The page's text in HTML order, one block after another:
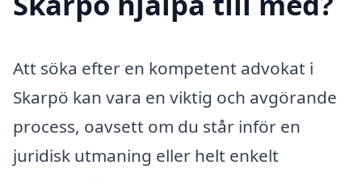
Att söka efter en kompetent advokat i
Skarpö kan vara en viktig och avgörande
process, oavsett om du står inför en
juridisk utmaning eller helt enkelt